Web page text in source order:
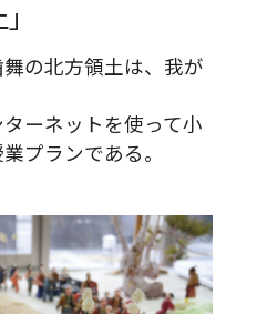
の北方領土は、我が
ーネットを使って小
プランである。